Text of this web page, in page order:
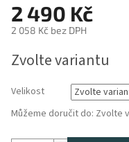
2 490 Kč
2 058 Kč bez DPH
cena:
Zvolte variantu
Velikost
Můžeme doručit do: Zvolte